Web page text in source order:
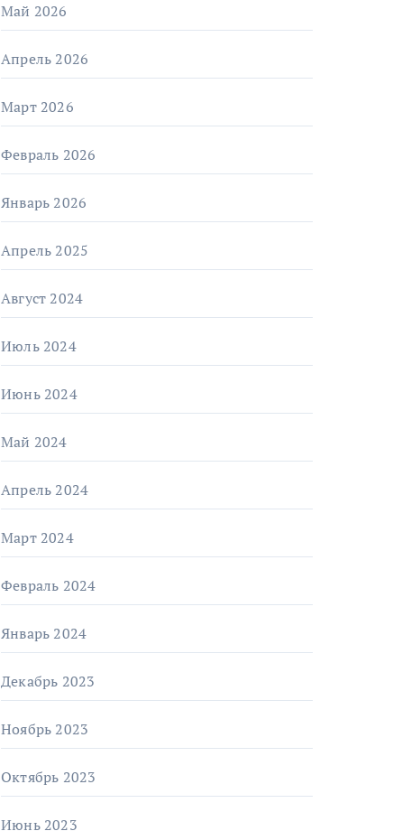
Май 2026
Апрель 2026
Март 2026
Февраль 2026
Январь 2026
Апрель 2025
Август 2024
Июль 2024
Июнь 2024
Май 2024
Апрель 2024
Март 2024
Февраль 2024
Январь 2024
Декабрь 2023
Ноябрь 2023
Октябрь 2023
Июнь 2023